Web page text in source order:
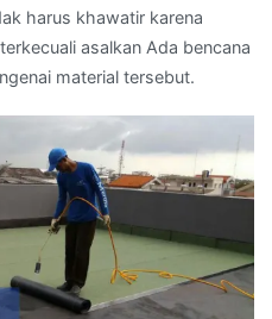
harus khawatir karena
asalkan Ada bencana
material tersebut.